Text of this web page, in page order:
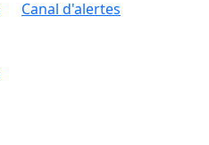
Canal d'alertes